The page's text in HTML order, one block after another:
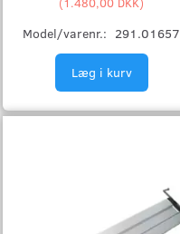
Model/varenr.: 291.01657
Læg i kurv